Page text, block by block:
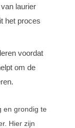
laurier
het proces
voordat
om de
en grondig te
Hier zijn